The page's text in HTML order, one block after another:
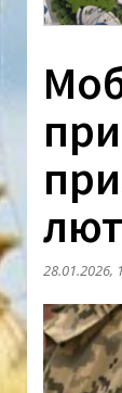
28.01.2026,